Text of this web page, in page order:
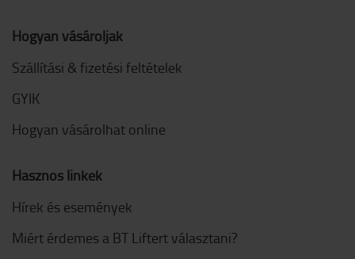
Hogyan vásároljak
Szállítási & fizetési feltételek
GYIK
Hogyan vásárolhat online
Hasznos linkek
Hírek és események
Miért érdemes a BT Liftert választani?